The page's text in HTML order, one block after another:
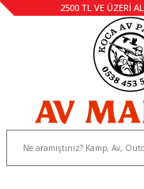
2500 TL VE ÜZERİ